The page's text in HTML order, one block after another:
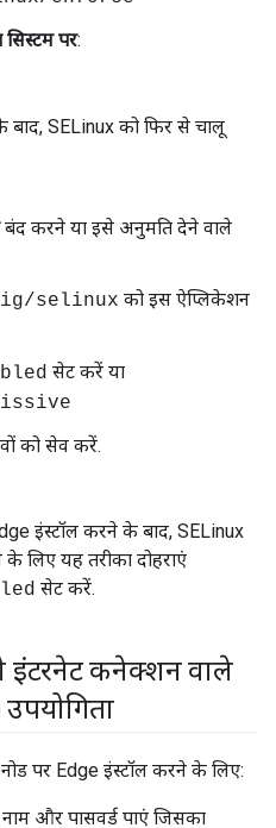
पर:
बाद, SELinux को फिर से चालू
बंद करने या इसे अनुमति देने वाले
selinux को इस ऐप्लिकेशन
सेट करें या
को सेव करें.
इंस्टॉल करने के बाद, SELinux
लिए यह तरीका दोहराएं
सेट करें.
इंटरनेट कनेक्शन वाले
पर Edge इंस्टॉल करने के लिए:
और पासवर्ड पाएं जिसका